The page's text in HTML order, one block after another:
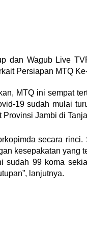
dan Wagub Live
Persiapan MTQ
MTQ ini sempat
19 sudah mulai
Jambi di
secara
kesepakatan yang
sudah 99 koma
lanjutnya.